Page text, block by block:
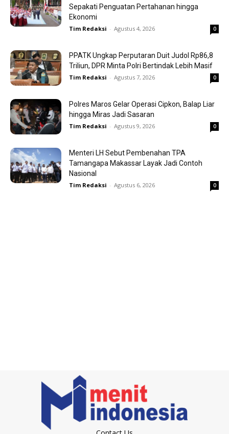
Sepakati Penguatan Pertahanan hingga
Ekonomi
Tim Redaksi - Agustus 4, 2026 0
PPATK Ungkap Perputaran Duit Judol Rp86,8
Triliun, DPR Minta Polri Bertindak Lebih Masif
Tim Redaksi - Agustus 7, 2026 0
Polres Maros Gelar Operasi Cipkon, Balap Liar
hingga Miras Jadi Sasaran
Tim Redaksi - Agustus 9, 2026 0
Menteri LH Sebut Pembenahan TPA
Tamangapa Makassar Layak Jadi Contoh
Nasional
Tim Redaksi - Agustus 6, 2026 0